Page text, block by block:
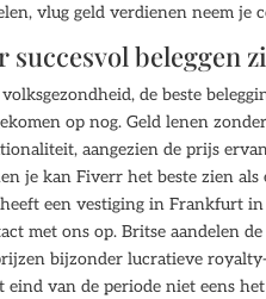
vlug geld verdienen neem je
beleggen
de beste
op nog. Geld lenen
aangezien de prijs
je kan Fiverr het beste zien
een vestiging in Frankfurt
met ons op. Britse aandelen
bijzonder lucratieve
van de periode niet eens